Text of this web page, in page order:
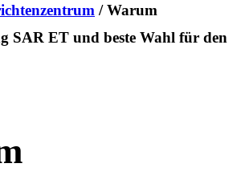
/ Warum
SAR ET und beste Wahl für den